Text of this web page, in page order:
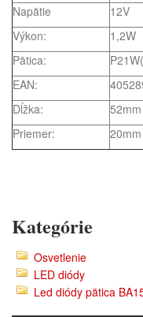
Napätie
12V
Výkon:
1,2W
Pätica:
EAN:
Dĺžka:
52mm
Priemer:
20mm
Kategórie
Osvetlenie
LED diódy
Led diódy pätica